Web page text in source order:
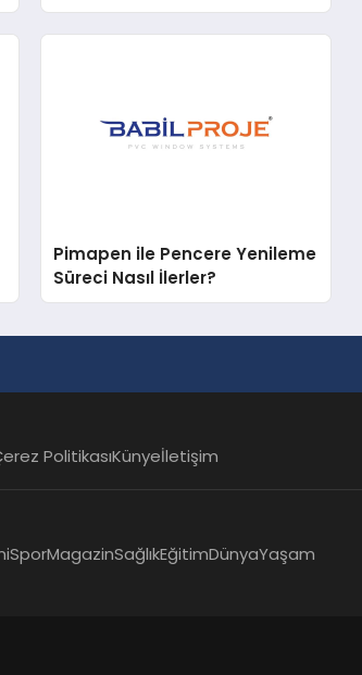
Pimapen ile Pencere Yenileme
Süreci Nasıl İlerler?
PolitikasıKünyeİletişim
SporMagazinSağlıkEğitimDünyaYaşam